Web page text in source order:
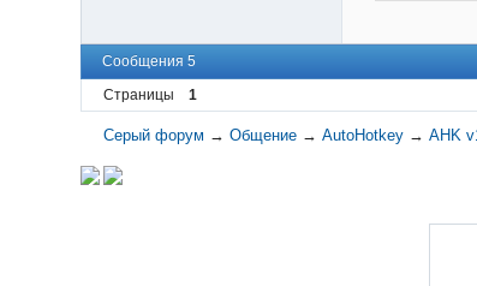
Сообщения 5
Страницы
1
Серый форум → Общение → AutoHotkey → AHK